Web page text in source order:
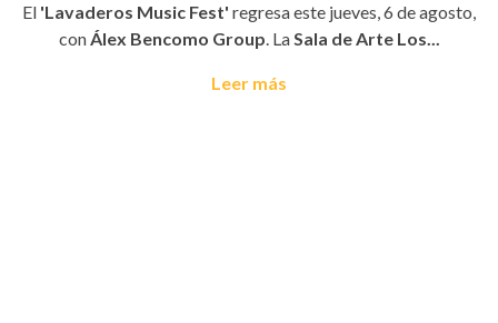
El 'Lavaderos Music Fest' regresa este jueves, 6 de agosto,
conÁlex Bencomo Group. LaSala de Arte Los...
Leer más